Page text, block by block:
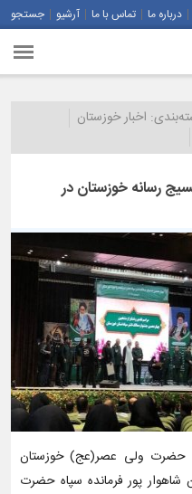
درباره ما تماس با ما آرشیو جستجو
اخبار خوزستان
رسانه خوزستان در
حضرت ولی عصر(عج) خوزستان
پور فرمانده سپاه حضرت